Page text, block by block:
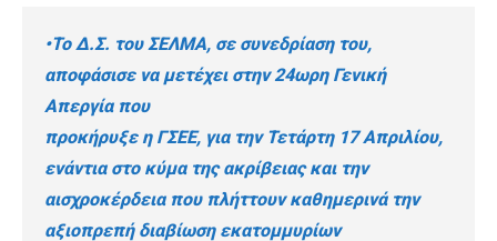
•Το Δ.Σ. του ΣΕΛΜΑ, σε συνεδρίαση του,
αποφάσισε να μετέχει στην 24ωρη Γενική
Απεργία που
προκήρυξε η ΓΣΕΕ, για την Τετάρτη 17 Απριλίου,
ενάντια στο κύμα της ακρίβειας και την
αισχροκέρδεια που πλήττουν καθημερινά την
αξιοπρεπή διαβίωση εκατομμυρίων